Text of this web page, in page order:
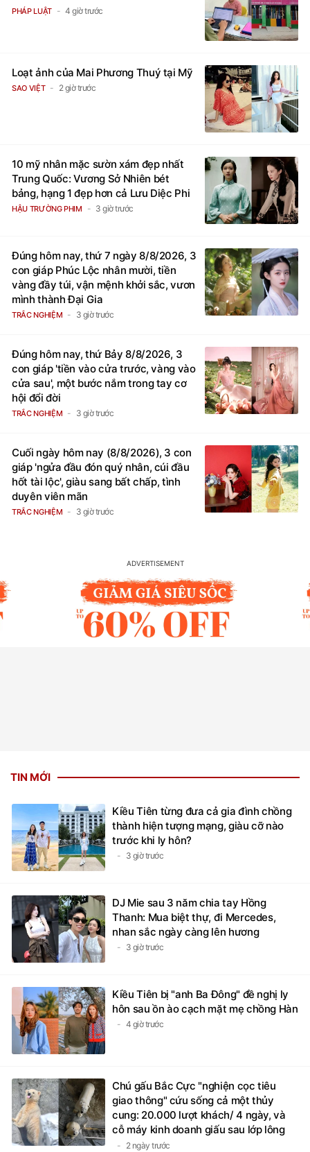
PHÁP LUẬT 4 giờ trước
Loạt ảnh của Mai Phương Thuý tại Mỹ
SAO VIỆT 2 giờ trước
10 mỹ nhân mặc sườn xám đẹp nhất
Trung Quốc: Vương Sở Nhiên bét
bảng, hạng 1 đẹp hơn cả Lưu Diệc Phi
HẬU TRƯỜNG PHIM 3 giờ trước
Đúng hôm nay, thứ 7 ngày 8/8/2026, 3
con giáp Phúc Lộc nhân mười, tiền
vàng đầy túi, vận mệnh khởi sắc, vươn
mình thành Đại Gia
TRẮC NGHIỆM 3 giờ trước
Đúng hôm nay, thứ Bảy 8/8/2026, 3
con giáp 'tiền vào cửa trước, vàng vào
cửa sau', một bước nắm trong tay cơ
hội đổi đời
TRẮC NGHIỆM 3 giờ trước
Cuối ngày hôm nay (8/8/2026), 3 con
giáp 'ngửa đầu đón quý nhân, cúi đầu
hốt tài lộc', giàu sang bất chấp, tình
duyên viên mãn
TRẮC NGHIỆM 3 giờ trước
TIN MỚI
Kiều Tiên từng đưa cả gia đình chồng
thành hiện tượng mạng, giàu cỡ nào
trước khi ly hôn?
3 giờ trước
DJ Mie sau 3 năm chia tay Hồng
Thanh: Mua biệt thự, đi Mercedes,
nhan sắc ngày càng lên hương
3 giờ trước
Kiều Tiên bị "anh Ba Đông" đề nghị ly
hôn sau ồn ào cạch mặt mẹ chồng Hàn
4 giờ trước
Chú gấu Bắc Cực "nghiện cọc tiêu
giao thông" cứu sống cả một thủy
cung: 20.000 lượt khách/ 4 ngày, và
cỗ máy kinh doanh giấu sau lớp lông
trắng2 ngày trước